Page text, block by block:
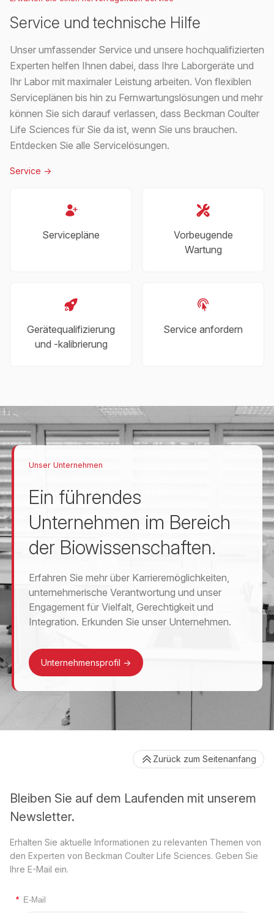
Service und technische Hilfe
Unser umfassender Service und unsere hochqualifizierten
Experten helfen Ihnen dabei, dass Ihre Laborgeräte und
Ihr Labor mit maximaler Leistung arbeiten. Von flexiblen
Serviceplänen bis hin zu Fernwartungslösungen und mehr
können Sie sich darauf verlassen, dass Beckman Coulter
Life Sciences für Sie da ist, wenn Sie uns brauchen.
Entdecken Sie alle Servicelösungen.
Service ->
Servicepläne
Vorbeugende
Wartung
Gerätequalifizierung
und -kalibrierung
Service anfordern
Unser Unternehmen
Ein führendes
Unternehmen im Bereich
der Biowissenschaften.
Erfahren Sie mehr über Karrieremöglichkeiten,
unternehmerische Verantwortung und unser
Engagement für Vielfalt, Gerechtigkeit und
Integration. Erkunden Sie unser Unternehmen.
Unternehmensprofil ->
Bleiben Sie auf dem Laufenden mit unserem
Newsletter.
Erhalten Sie aktuelle Informationen zu relevanten Themen von
den Experten von Beckman Coulter Life Sciences. Geben Sie
Ihre E-Mail ein.
* E-Mail
Zurück zum Seitenanfang